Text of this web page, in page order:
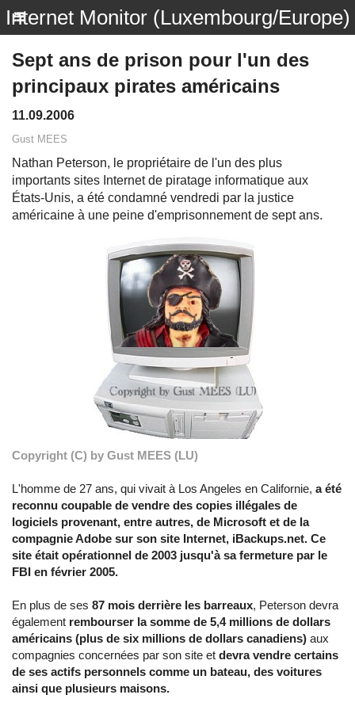
Internet Monitor (Luxembourg/Europe)
Sept ans de prison pour l'un des
principaux pirates américains
11.09.2006
Gust MEES
Nathan Peterson, le propriétaire de l'un des plus
importants sites Internet de piratage informatique aux
États-Unis, a été condamné vendredi par la justice
américaine à une peine d'emprisonnement de sept ans.
Copyright (C) by Gust MEES (LU)
L'homme de 27 ans, qui vivait à Los Angeles en Californie, a été
reconnu coupable de vendre des copies illégales de
logiciels provenant, entre autres, de Microsoft et de la
compagnie Adobe sur son site Internet, iBackups.net. Ce
site était opérationnel de 2003 jusqu'à sa fermeture par le
FBI en février 2005.
En plus de ses 87 mois derrière les barreaux, Peterson devra
également rembourser la somme de 5,4 millions de dollars
américains (plus de six millions de dollars canadiens) aux
compagnies concernées par son site et devra vendre certains
de ses actifs personnels comme un bateau, des voitures
ainsi que plusieurs maisons.